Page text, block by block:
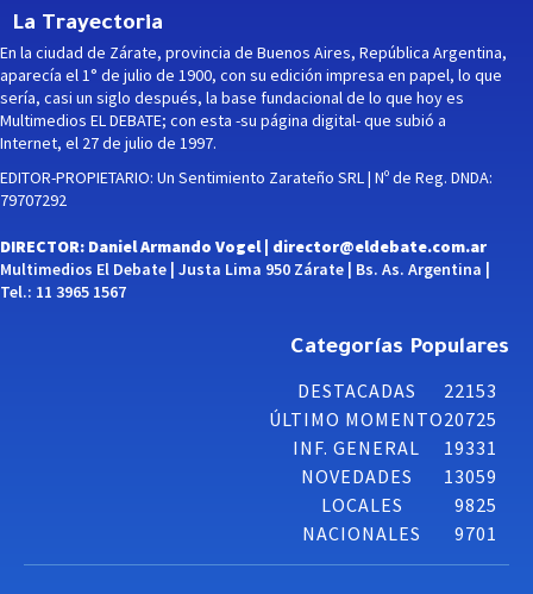
La Trayectoria
En la ciudad de Zárate, provincia de Buenos Aires, República Argentina,
aparecía el 1° de julio de 1900, con su edición impresa en papel, lo que
sería, casi un siglo después, la base fundacional de lo que hoy es
Multimedios EL DEBATE; con esta -su página digital- que subió a
Internet, el 27 de julio de 1997.
EDITOR-PROPIETARIO: Un Sentimiento Zarateño SRL | Nº de Reg. DNDA:
79707292
DIRECTOR: Daniel Armando Vogel | director@eldebate.com.ar
Multimedios El Debate | Justa Lima 950 Zárate | Bs. As. Argentina |
Tel.: 11 3965 1567
Categorías Populares
DESTACADAS
22153
ÚLTIMO MOMENTO20725
INF. GENERAL
19331
NOVEDADES
13059
LOCALES
9825
NACIONALES
9701